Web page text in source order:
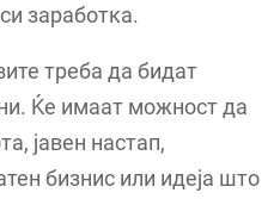
заработка.
треба да бидат
Ќе имаат можност да
јавен настап,
бизнис или идеја што